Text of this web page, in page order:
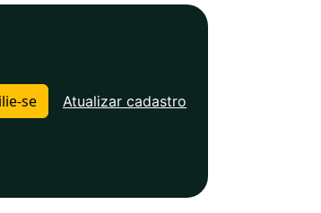
se Atualizar cadastro